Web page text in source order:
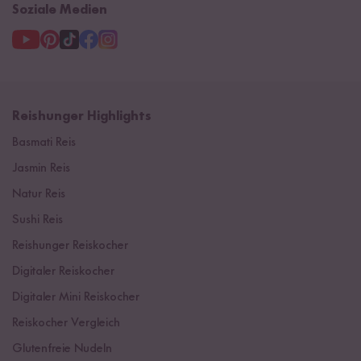
Soziale Medien
Reishunger Highlights
Basmati Reis
Jasmin Reis
Natur Reis
Sushi Reis
Reishunger Reiskocher
Digitaler Reiskocher
Digitaler Mini Reiskocher
Reiskocher Vergleich
Glutenfreie Nudeln